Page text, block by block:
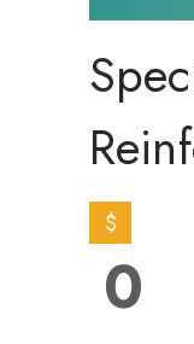
$
0